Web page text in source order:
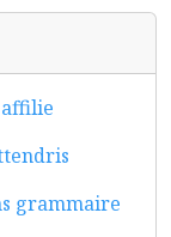
affilie
grammaire